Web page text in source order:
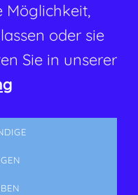
Seite 17
Seite 17
20
Möglichkeit,
oder sie
Sie in unserer